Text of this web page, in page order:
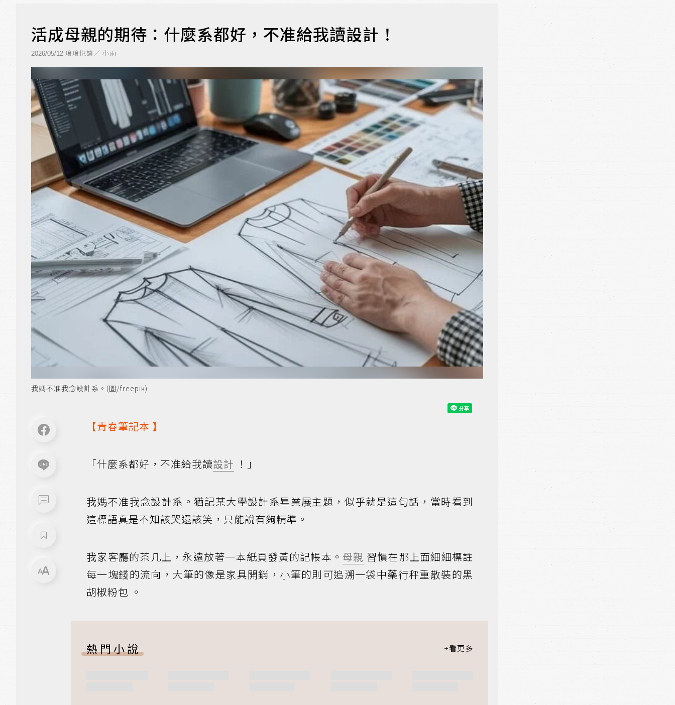
活成母親的期待：什麼系都好，不准給我讀設計！
2026/05/12 琅琅悅讀／ 小雨
我媽不准我念設計系。(圖/freepik)
【青春筆記本 】
「什麼系都好，不准給我讀設計 ！」
我媽不准我念設計系。猶記某大學設計系畢業展主題，似乎就是這句話，當時看到
這標語真是不知該哭還該笑，只能說有夠精準。
我家客廳的茶几上，永遠放著一本紙頁發黃的記帳本。 母親 習慣在那上面細細標註
每一塊錢的流向，大筆的像是家具開銷，小筆的則可追溯一袋中藥行秤重散裝的黑
胡椒粉包 。
熱門小說